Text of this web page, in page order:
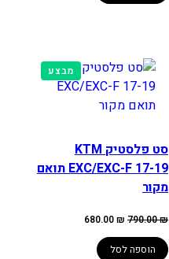
מבצעמוצרים
במבצע
סט פלסטיק KTM
EXC/EXC-F 17-19 תואם
מקור
790.00₪ המחיר
היה:
790.00 ₪.
680.00₪
הוספה לסל